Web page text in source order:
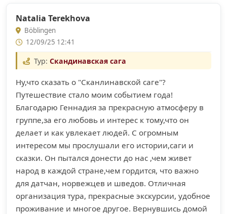
Natalia Terekhova
Böblingen
12/09/25 12:41
Тур: Скандинавская сага
Ну,что сказать о "Сканлинавской саге"?
Путешествие стало моим событием года!
Благодарю Геннадия за прекрасную атмосферу в
группе,за его любовь и интерес к тому,что он
делает и как увлекает людей. С огромным
интересом мы прослушали его истории,саги и
сказки. Он пытался донести до нас ,чем живет
народ в каждой стране,чем гордится, что важно
для датчан, норвежцев и шведов. Отличная
организация тура, прекрасные экскурсии, удобное
проживание и многое другое. Вернувшись домой